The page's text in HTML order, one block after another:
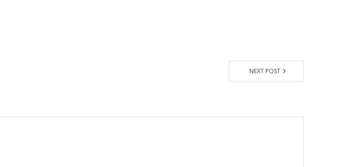
NEXT POST